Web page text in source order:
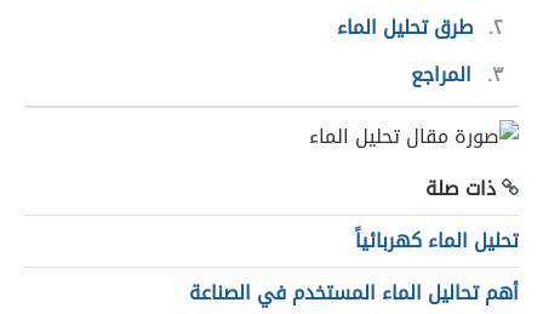
٢ طرق تحليل الماء
٣
المراجع
ذات صلة
تحليل الماء كهربائياً
أهم تحاليل الماء المستخدم في الصناعة